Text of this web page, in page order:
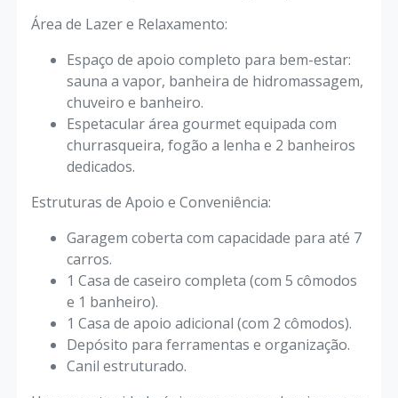
​Área de Lazer e Relaxamento:
​Espaço de apoio completo para bem-estar:
sauna a vapor, banheira de hidromassagem,
chuveiro e banheiro.
​Espetacular área gourmet equipada com
churrasqueira, fogão a lenha e 2 banheiros
dedicados.
​Estruturas de Apoio e Conveniência:
​Garagem coberta com capacidade para até 7
carros.
​1 Casa de caseiro completa (com 5 cômodos
e 1 banheiro).
​1 Casa de apoio adicional (com 2 cômodos).
​Depósito para ferramentas e organização.
​Canil estruturado.